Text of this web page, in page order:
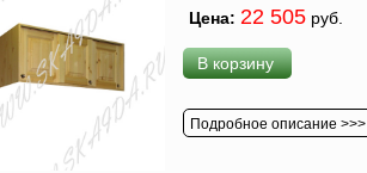
Цена: 22 505руб.
В корзину
Подробное описание >>>